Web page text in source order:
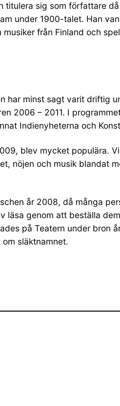
titulera sig som författare
under 1900-talet. Han
från Finland och
har minst sagt varit driftig
2006 – 2011. I
Indienyheterna och
blev mycket populära.
nöjen och musik blandat
år 2008, då många
läsa genom att beställa
på Teatern under bron
släktnamnet.